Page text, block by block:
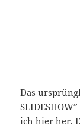
Das
SLIDESHOW
ichhier her.